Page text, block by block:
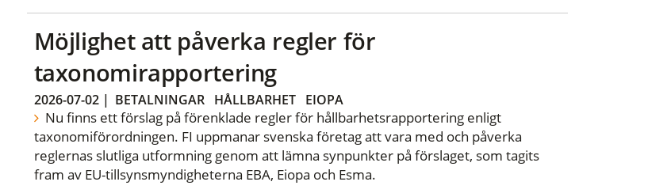
Möjlighet att påverka regler för
taxonomirapportering
2026-07-02| BETALNINGAR HÅLLBARHET EIOPA
Nu finns ett förslag på förenklade regler för hållbarhetsrapportering enligt
taxonomiförordningen. FI uppmanar svenska företag att vara med och påverka
reglernas slutliga utformning genom att lämna synpunkter på förslaget, som tagits
fram av EU-tillsynsmyndigheterna EBA, Eiopa och Esma.